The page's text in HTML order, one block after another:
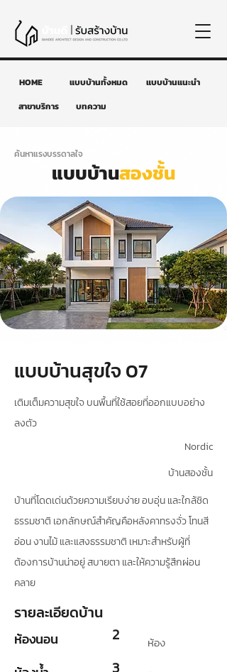
HOME แบบบ้านทั้งหมด
แบบบ้านแนะนำ
สาขาบริการ
บทความ
ค้นหาแรงบรรดาลใจ
แบบบ้านสองชั้น
แบบบ้านสุขใจ 07
เติมเต็มความสุขใจ บนพื้นที่ใช้สอยที่ออกแบบอย่าง
ลงตัว
Nordic
บ้านสองชั้น
บ้านที่โดดเด่นด้วยความเรียบง่าย อบอุ่น และใกล้ชิด
ธรรมชาติ เอกลักษณ์สำคัญคือหลังคาทรงจั่ว โทนสี
อ่อน งานไม้ และแสงธรรมชาติ เหมาะสำหรับผู้ที่
ต้องการบ้านน่าอยู่ สบายตา และให้ความรู้สึกผ่อน
คลาย
รายละเอียดบ้าน
ห้องนอน
2
3
ห้อง